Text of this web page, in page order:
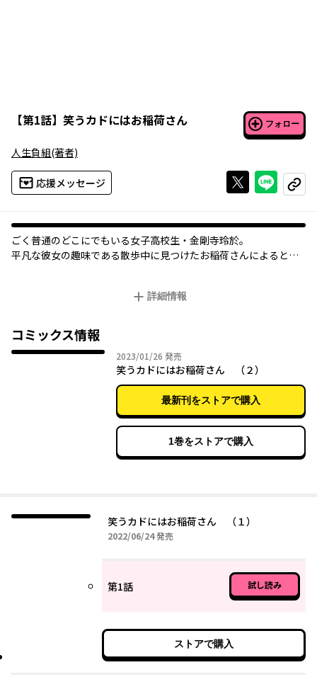
【第1話】 笑うカドにはお稲荷さん フォロー
人生負組(著者)
応援メッセージ Xで投稿する
ライン
コピー
ごく普通のどこにでもいる女子高校生・金剛寺玲於。
平凡な彼女の趣味である散歩中に見つけたお稲荷さんによると、
女子高校生と二人のお稲荷さまのハチャメチャギャグコメデ
詳細情報
コミックス情報
2023/01/26 2023年01月26日
発売
笑うカドにはお稲荷さん （２）
最新刊をストアで購入
1巻をストアで購入
笑うカドにはお稲荷さん （１）
2022/06/242022年06月24日
発売
第1話 試し読み
ストアで購入